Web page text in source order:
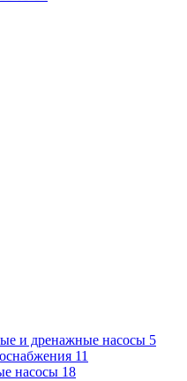
и дренажные насосы 5
11
насосы 18